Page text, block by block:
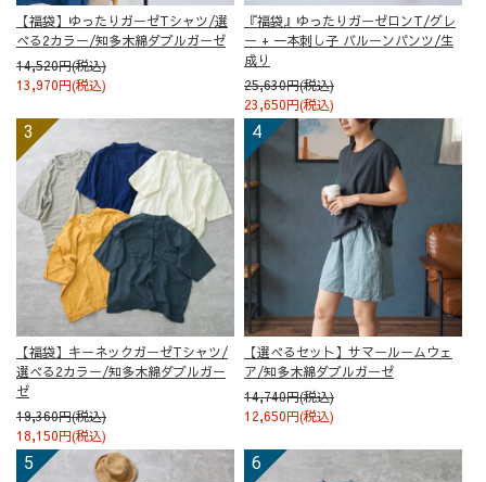
【福袋】ゆったりガーゼTシャツ/選
べる2カラー/知多木綿ダブルガーゼ
14,520円(税込)
13,970円(税込)
『福袋』ゆったりガーゼロンT/グレ
ー + 一本刺し子 バルーンパンツ/生
成り
25,630円(税込)
23,650円(税込)
【福袋】キーネックガーゼTシャツ/
選べる2カラー/知多木綿ダブルガー
ゼ
19,360円(税込)
18,150円(税込)
【選べるセット】サマールームウェ
ア/知多木綿ダブルガーゼ
14,740円(税込)
12,650円(税込)